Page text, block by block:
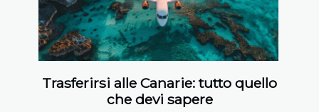
Trasferirsi alle Canarie: tutto quello
che devi sapere